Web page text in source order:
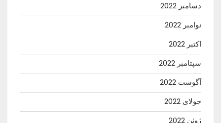
دسامبر 2022
نوامبر 2022
اکتبر 2022
سپتامبر 2022
آگوست 2022
جولای 2022
ژوئن 2022